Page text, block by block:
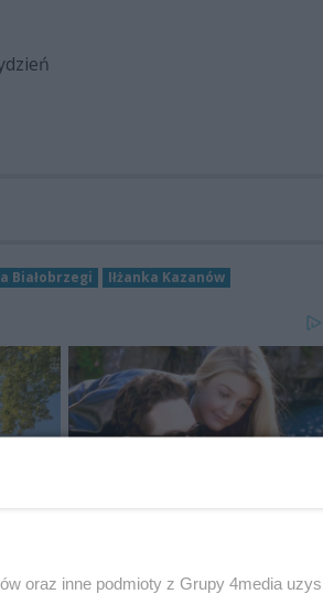
Białobrzegi Iłżanka Kazanów
oraz inne podmioty z Grupy 4media